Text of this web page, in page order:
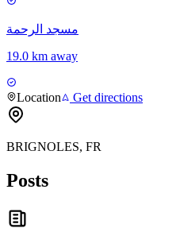
مسجد الرحمة
19.0 km away
Location Get directions
BRIGNOLES, FR
Posts